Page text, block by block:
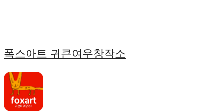
폭스아트 귀큰여우창작소